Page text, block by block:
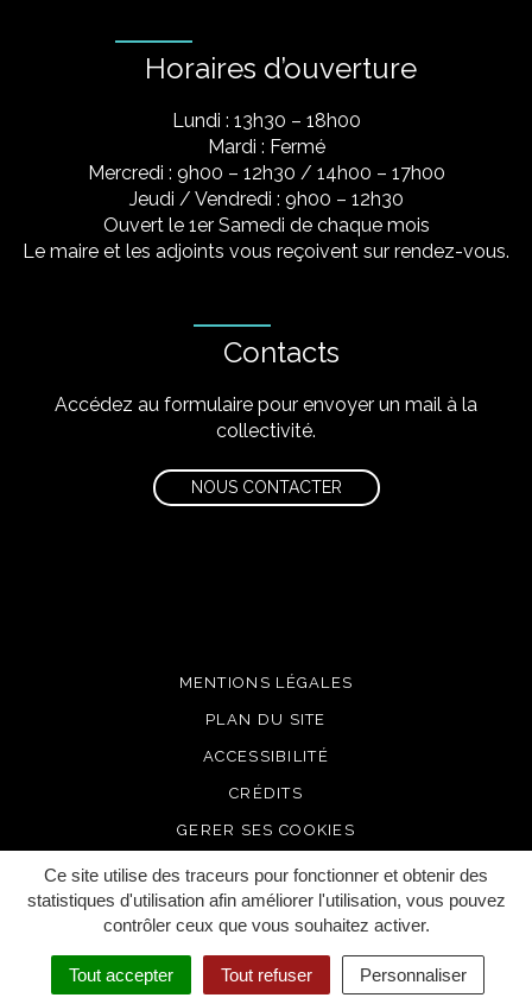
Ce site utilise des traceurs pour fonctionner et obtenir des
statistiques d'utilisation afin améliorer l'utilisation, vous pouvez
contrôler ceux que vous souhaitez activer.
Tout accepter Tout refuser Personnaliser
Horaires d’ouverture
Lundi : 13h30 – 18h00
Mardi : Fermé
Mercredi : 9h00 – 12h30 / 14h00 – 17h00
Jeudi / Vendredi : 9h00 – 12h30
Ouvert le 1er Samedi de chaque mois
Le maire et les adjoints vous reçoivent sur rendez-vous.
Contacts
Accédez au formulaire pour envoyer un mail à la
collectivité.
NOUS CONTACTER
MENTIONS LÉGALES
PLAN DU SITE
ACCESSIBILITÉ
CRÉDITS
GERER SES COOKIES